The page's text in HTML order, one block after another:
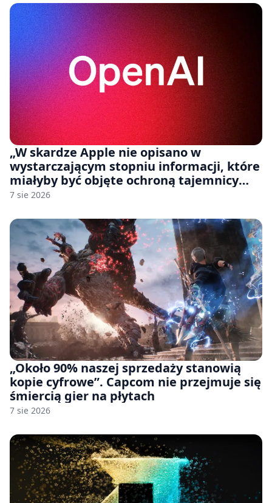
„W skardze Apple nie opisano w
wystarczającym stopniu informacji, które
miałyby być objęte ochroną tajemnicy
handlowej”. OpenAI żąda odrzucenia
7 sie 2026
„Około 90% naszej sprzedaży stanowią
kopie cyfrowe”. Capcom nie przejmuje się
śmiercią gier na płytach
7 sie 2026